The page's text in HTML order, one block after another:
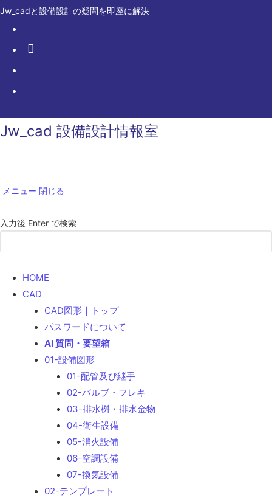
コ
ッ
Jw_cadと設備設計の疑問を即座に解決
Jw_cad 設備設計情報室
メニュー 閉じる
サ
ト
入力後 Enter で検索
HOME
CAD
CAD図形｜トップ
パスワードについて
AI 質問・要望箱
01-設備図形
01-配管及び継手
02-バルブ・フレキ
03-排水桝・排水金物
04-衛生設備
05-消火設備
06-空調設備
07-換気設備
02-テンプレート